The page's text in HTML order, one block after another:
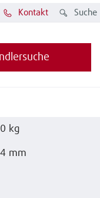
Suche
Kontakt
kg
mm